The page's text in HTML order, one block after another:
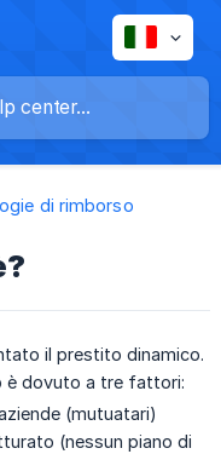
di rimborso
il prestito dinamico.
è dovuto a tre fattori:
(mutuatari)
(nessun piano di